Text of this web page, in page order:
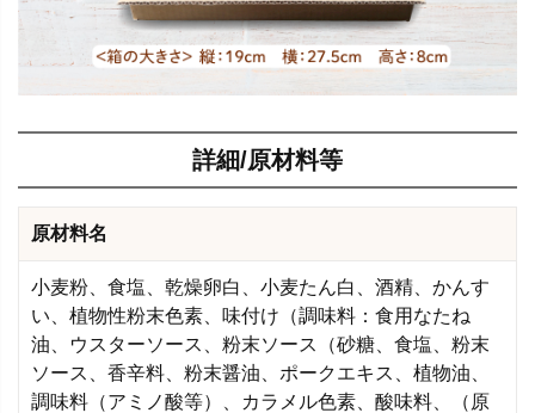
詳細/原材料等
原材料名
小麦粉、食塩、乾燥卵白、小麦たん白、酒精、かんす
い、植物性粉末色素、味付け（調味料：食用なたね
油、ウスターソース、粉末ソース（砂糖、食塩、粉末
ソース、香辛料、粉末醤油、ポークエキス、植物油、
調味料（アミノ酸等）、カラメル色素、酸味料、（原